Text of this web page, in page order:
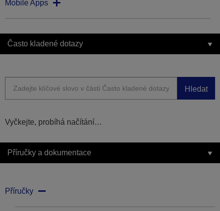
Mobile Apps
Často kladené dotazy
Hledat
Vyčkejte, probíhá načítání…
Příručky a dokumentace
Příručky